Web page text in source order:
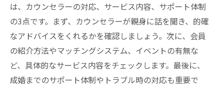
は、カウンセラーの対応、サービス内容、サポート体制
の3点です。まず、カウンセラーが親身に話を聞き、的確
なアドバイスをくれるかを確認しましょう。次に、会員
の紹介方法やマッチングシステム、イベントの有無な
ど、具体的なサービス内容をチェックします。最後に、
成婚までのサポート体制やトラブル時の対応も重要で